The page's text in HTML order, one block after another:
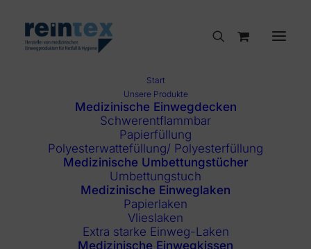
Start
Unsere Produkte
Medizinische Einwegdecken
Schwerentflammbar
Papierfüllung
Polyesterwattefüllung/ Polyesterfüllung
Medizinische Umbettungstücher
Umbettungstuch
Medizinische Einweglaken
Papierlaken
Vlieslaken
Extra starke Einweg-Laken
Medizinische Einwegkissen